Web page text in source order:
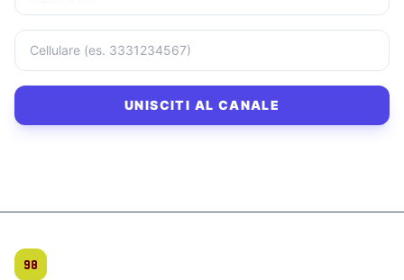
UNISCITI AL CANALE